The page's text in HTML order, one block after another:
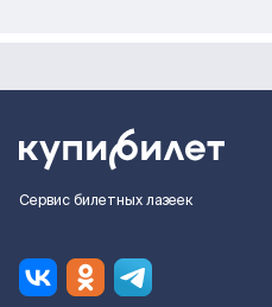
Сервис билетных лазеек